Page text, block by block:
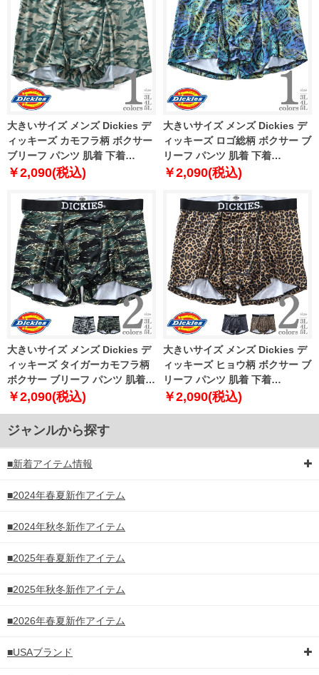
大きいサイズ メンズ Dickies デ
ィッキーズ カモフラ柄 ボクサー
ブリーフ パンツ 肌着 下着
80212600
￥2,090(税込)
大きいサイズ メンズ Dickies デ
ィッキーズ ロゴ総柄 ボクサー ブ
リーフ パンツ 肌着 下着
80212700
￥2,090(税込)
大きいサイズ メンズ Dickies デ
ィッキーズ タイガーカモフラ柄
ボクサー ブリーフ パンツ 肌着
下着 80533100
￥2,090(税込)
大きいサイズ メンズ Dickies デ
ィッキーズ ヒョウ柄 ボクサー ブ
リーフ パンツ 肌着 下着
80533200
￥2,090(税込)
ジャンルから探す
■新着アイテム情報
■2024年春夏新作アイテム
■2024年秋冬新作アイテム
■2025年春夏新作アイテム
■2025年秋冬新作アイテム
■2026年春夏新作アイテム
■USAブランド